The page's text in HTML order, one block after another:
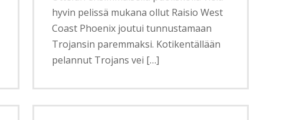
hyvin pelissä mukana ollut Raisio West
Coast Phoenix joutui tunnustamaan
Trojansin paremmaksi. Kotikentällään
pelannut Trojans vei […]